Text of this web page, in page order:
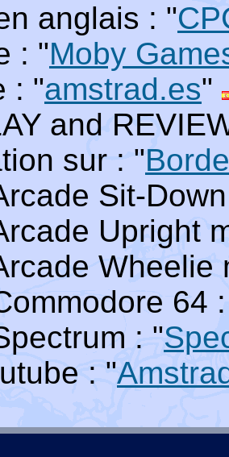
anglais : "
: "Moby
: "amstrad.es"
and
sur : "
Sit-
Upright
Wheelie
64
: "
: "